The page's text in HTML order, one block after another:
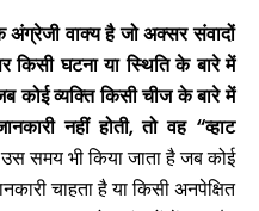
वाक्य है जो अक्सर संवादों
किसी घटना या स्थिति के बारे में
कोई व्यक्ति किसी चीज के बारे में
नहीं होती, तो वह “व्हाट
समय भी किया जाता है जब कोई
चाहता है या किसी अनपेक्षित